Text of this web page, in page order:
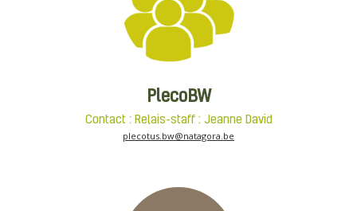
PlecoBW
Contact : Relais-staff : Jeanne David
plecotus.bw@natagora.be